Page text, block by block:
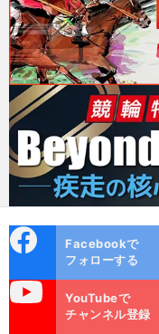
ok
Facebookで
フォローする
YouTubeで
チャンネル登録